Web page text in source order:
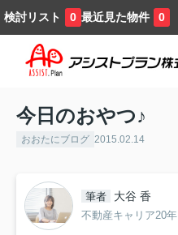
検討リスト 0 最近見た物件 0
今日のおやつ♪
おおたにブログ 2015.02.14
筆者 大谷 香
不動産キャリア20年